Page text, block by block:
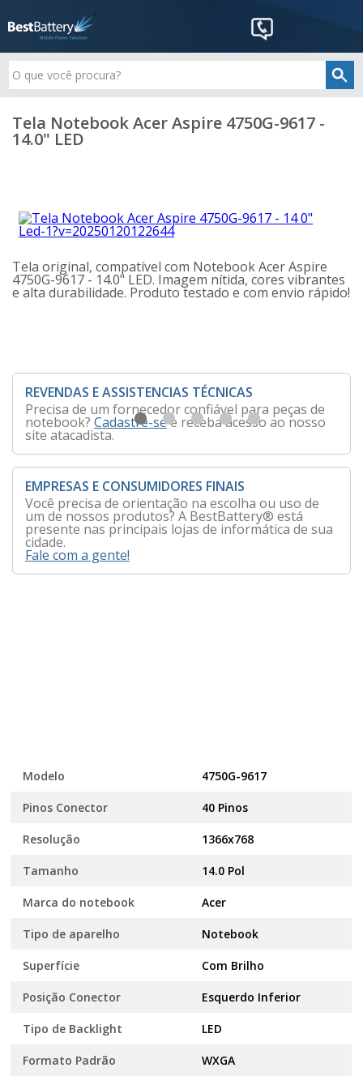
Tela Notebook Acer Aspire 4750G-9617 -
14.0" LED
Tela original, compatível com Notebook Acer Aspire
4750G-9617 - 14.0" LED. Imagem nítida, cores vibrantes
e alta durabilidade. Produto testado e com envio rápido!
REVENDAS E ASSISTENCIAS TÉCNICAS
Precisa de um fornecedor confiável para peças de
notebook? Cadastre-see receba acesso ao nosso
site atacadista.
EMPRESAS E CONSUMIDORES FINAIS
Você precisa de orientação na escolha ou uso de
um de nossos produtos? A BestBattery® está
presente nas principais lojas de informática de sua
cidade.
Fale com a gente!
Modelo 4750G-9617
Pinos Conector 40 Pinos
Resolução 1366x768
Tamanho 14.0 Pol
Marca do notebook Acer
Tipo de aparelho Notebook
Superfície Com Brilho
Posição Conector Esquerdo Inferior
Tipo de Backlight LED
Formato Padrão WXGA